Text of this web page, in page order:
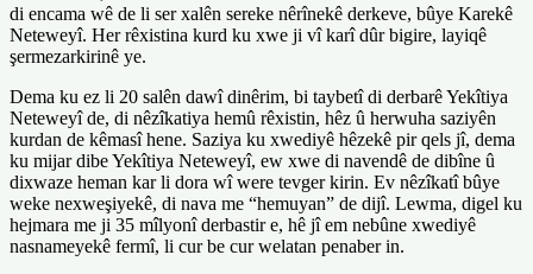
di encama wê de li ser xalên sereke nêrînekê derkeve, bûye Karekê
Neteweyî. Her rêxistina kurd ku xwe ji vî karî dûr bigire, layiqê
şermezarkirinê ye.
Dema ku ez li 20 salên dawî dinêrim, bi taybetî di derbarê Yekîtiya
Neteweyî de, di nêzîkatiya hemû rêxistin, hêz û herwuha saziyên
kurdan de kêmasî hene. Saziya ku xwediyê hêzekê pir qels jî, dema
ku mijar dibe Yekîtiya Neteweyî, ew xwe di navendê de dibîne û
dixwaze heman kar li dora wî were tevger kirin. Ev nêzîkatî bûye
weke nexweşiyekê, di nava me “hemuyan” de dijî. Lewma, digel ku
hejmara me ji 35 mîlyonî derbastir e, hê jî em nebûne xwediyê
nasnameyekê fermî, li cur be cur welatan penaber in.